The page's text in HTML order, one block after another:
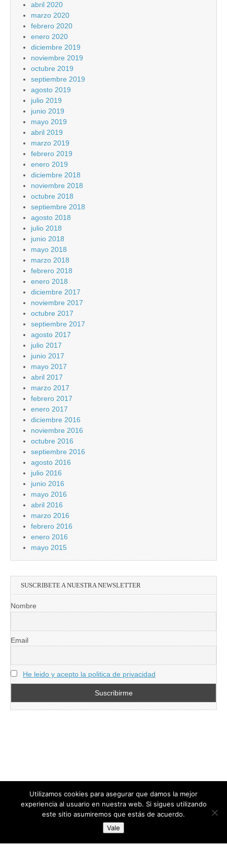
abril 2020
marzo 2020
febrero 2020
enero 2020
diciembre 2019
noviembre 2019
octubre 2019
septiembre 2019
agosto 2019
julio 2019
junio 2019
mayo 2019
abril 2019
marzo 2019
febrero 2019
enero 2019
diciembre 2018
noviembre 2018
octubre 2018
septiembre 2018
agosto 2018
julio 2018
junio 2018
mayo 2018
marzo 2018
febrero 2018
enero 2018
diciembre 2017
noviembre 2017
octubre 2017
septiembre 2017
agosto 2017
julio 2017
junio 2017
mayo 2017
abril 2017
marzo 2017
febrero 2017
enero 2017
diciembre 2016
noviembre 2016
octubre 2016
septiembre 2016
agosto 2016
julio 2016
junio 2016
mayo 2016
abril 2016
marzo 2016
febrero 2016
enero 2016
mayo 2015
SUSCRIBETE A NUESTRA NEWSLETTER
Nombre
Email
He leido y acepto la politica de privacidad
directoresdeseguridad.es
Diseñado por Centro Andaluz de Estudios y Entrenamiento
Utilizamos cookies para asegurar que damos la mejor
experiencia al usuario en nuestra web. Si sigues utilizando
este sitio asumiremos que estás de acuerdo.
Vale